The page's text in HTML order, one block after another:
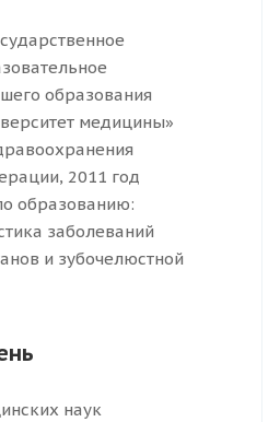
образования
медицины»
2011 год
образованию:
заболеваний
и зубочелюстной
наук